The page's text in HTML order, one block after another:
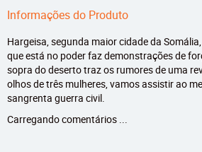
Informações do Produto
Hargeisa, segunda maior cidade da
que está no poder faz demonstrações de
sopra do deserto traz os rumores de uma
olhos de três mulheres, vamos assistir ao
sangrenta guerra civil.
Carregando comentários ...